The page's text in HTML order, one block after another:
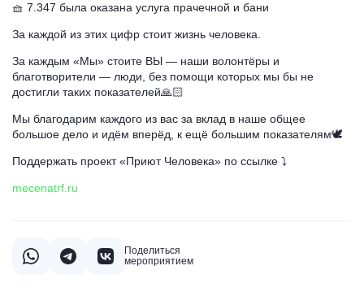
🧺 7.347 была оказана услуга прачечной и бани
За каждой из этих цифр стоит жизнь человека.
За каждым «Мы» стоите ВЫ — наши волонтёры и
благотворители — люди, без помощи которых мы бы не
достигли таких показателей🙏🏻
Мы благодарим каждого из вас за вклад в наше общее
большое дело и идём вперёд, к ещё большим показателям🕊️
Поддержать проект «Приют Человека» по ссылке ⤵️
mecenatrf.ru
Поделиться
мероприятием